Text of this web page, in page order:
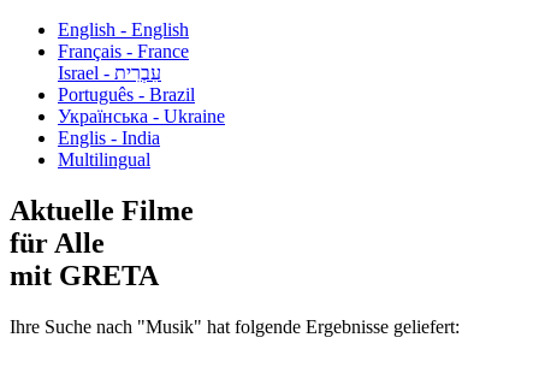
English - English
Français - France
עִבְרִית - Israel
Português - Brazil
Українська - Ukraine
Englis - India
Multilingual
Aktuelle Filme
für Alle
mit GRETA
Ihre Suche nach "Musik" hat folgende Ergebnisse geliefert: